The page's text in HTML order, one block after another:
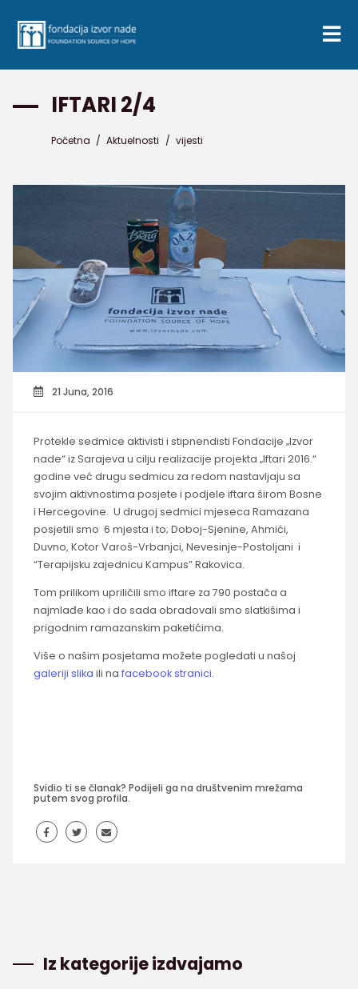
IFTARI 2/4
Početna / Aktuelnosti / vijesti
21 Juna, 2016
Protekle sedmice aktivisti i stipnendisti Fondacije „Izvor
nade“ iz Sarajeva u cilju realizacije projekta „Iftari 2016.“
godine već drugu sedmicu za redom nastavljaju sa
svojim aktivnostima posjete i podjele iftara širom Bosne
i Hercegovine. U drugoj sedmici mjeseca Ramazana
posjetili smo 6 mjesta i to; Doboj-Sjenine, Ahmići,
Duvno, Kotor Varoš-Vrbanjci, Nevesinje-Postoljani i
“Terapijsku zajednicu Kampus” Rakovica.
Tom prilikom upriličili smo iftare za 790 postača a
najmlađe kao i do sada obradovali smo slatkišima i
prigodnim ramazanskim paketićima.
Više o našim posjetama možete pogledati u našoj
galeriji slika ili na facebook stranici.
Svidio ti se članak? Podijeli ga na društvenim mrežama
putem svog profila.
Iz kategorije izdvajamo